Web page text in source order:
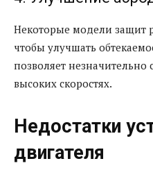
Некоторые модели защит
чтобы улучшать
позволяет незначительно
высоких скоростях.
Недостатки
двигателя